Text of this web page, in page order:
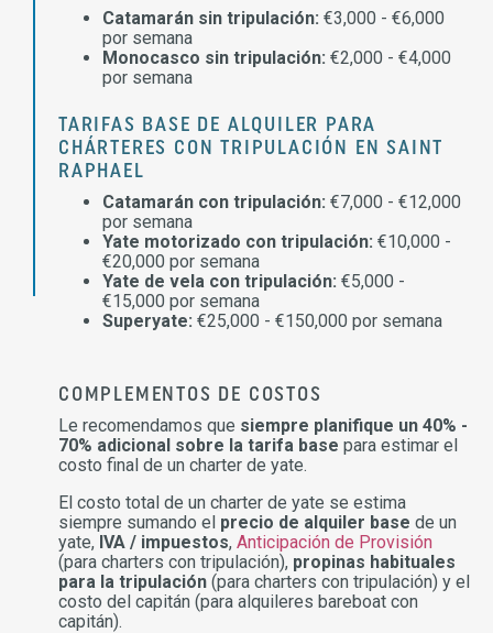
Catamarán sin tripulación: €3,000 - €6,000
por semana
Monocasco sin tripulación: €2,000 - €4,000
por semana
TARIFAS BASE DE ALQUILER PARA
CHÁRTERES CON TRIPULACIÓN EN SAINT
RAPHAEL
Catamarán con tripulación: €7,000 - €12,000
por semana
Yate motorizado con tripulación: €10,000 -
€20,000 por semana
Yate de vela con tripulación: €5,000 -
€15,000 por semana
Superyate: €25,000 - €150,000 por semana
COMPLEMENTOS DE COSTOS
Le recomendamos que siempre planifique un 40% -
70% adicional sobre la tarifa base para estimar el
costo final de un charter de yate.
El costo total de un charter de yate se estima
siempre sumando el precio de alquiler base de un
yate, IVA / impuestos, Anticipación de Provisión
(para charters con tripulación), propinas habituales
para la tripulación (para charters con tripulación) y el
costo del capitán (para alquileres bareboat con
capitán).